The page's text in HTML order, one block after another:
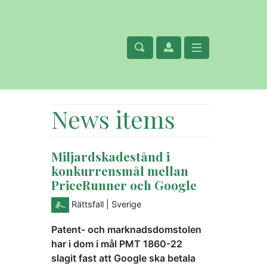
News items
Miljardskadestånd i
konkurrensmål mellan
PriceRunner och Google
Rättsfall | Sverige
Patent- och marknadsdomstolen
har i dom i mål PMT 1860-22
slagit fast att Google ska betala